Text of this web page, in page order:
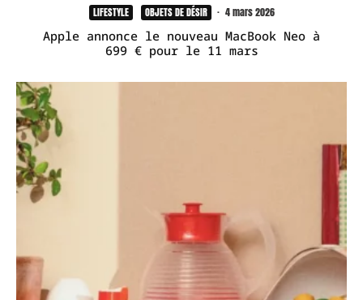
LIFESTYLE OBJETS DE DÉSIR · 4 mars 2026
Apple annonce le nouveau MacBook Neo à
699 € pour le 11 mars